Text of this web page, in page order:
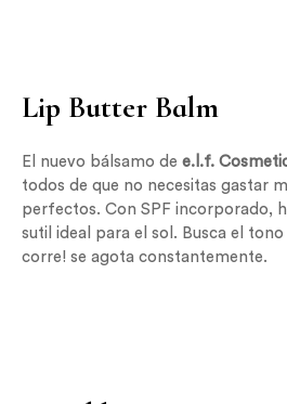
Lip Butter Balm
El nuevo bálsamo de e.l.f.
todos de que no necesitas gastar
perfectos. Con SPF incorporado,
sutil ideal para el sol. Busca el
corre! se agota constantemente.